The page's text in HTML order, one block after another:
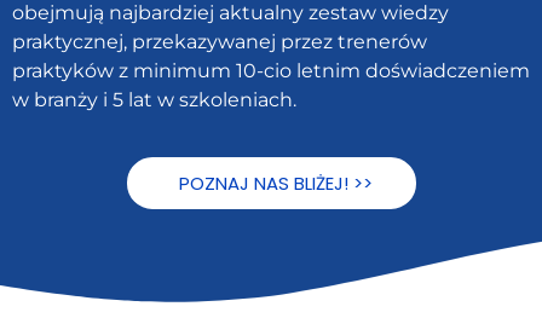
obejmują najbardziej aktualny zestaw wiedzy
praktycznej, przekazywanej przez trenerów
praktyków z minimum 10-cio letnim doświadczeniem
w branży i 5 lat w szkoleniach.
POZNAJ NAS BLIŻEJ! >>